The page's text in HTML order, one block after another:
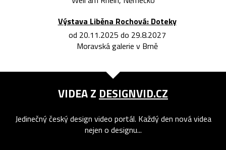
Výstava Liběna Rochová: Doteky
od 20.11.2025 do 29.8.2027
Moravská galerie v Brně
VIDEA Z DESIGNVID.CZ
Jedinečný český design video portál. Každý den nová videa
nejen o designu...